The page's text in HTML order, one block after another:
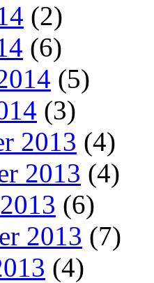
(2)
(6)
(5)
(3)
2013 (4)
2013 (4)
(6)
2013 (7)
(4)